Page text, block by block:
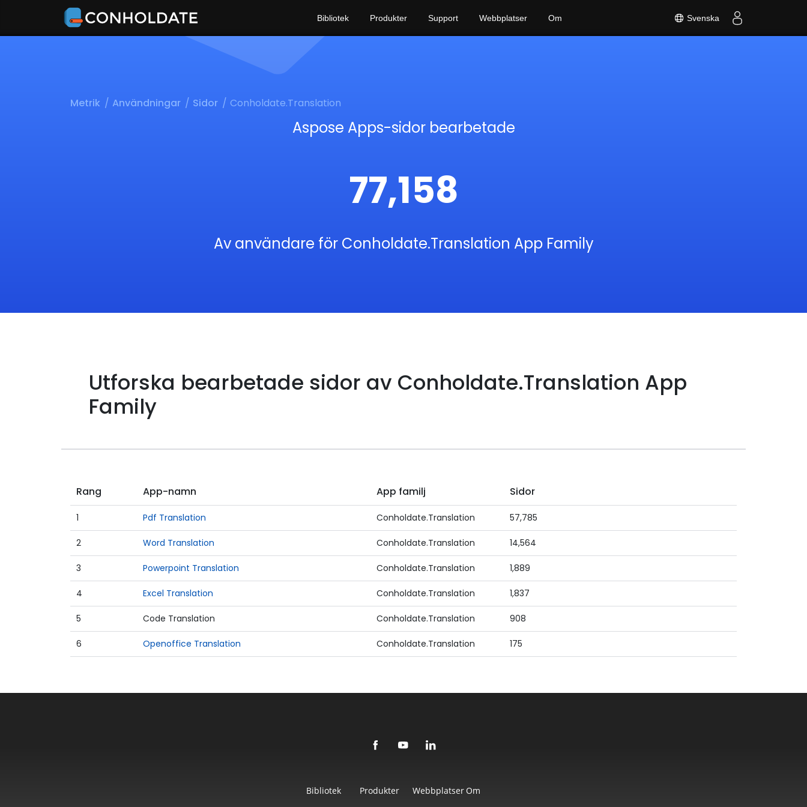
Svenska
Bibliotek Produkter Support Webbplatser Om
Metrik Användningar Sidor Conholdate.Translation
Aspose Apps-sidor bearbetade
77,158
Av användare för Conholdate.Translation App Family
Utforska bearbetade sidor av Conholdate.Translation App
Family
Rang App-namn App familj Sidor
1 Pdf Translation Conholdate.Translation 57,785
2 Word Translation Conholdate.Translation 14,564
3 Powerpoint Translation Conholdate.Translation 1,889
4 Excel Translation Conholdate.Translation 1,837
5 Code Translation Conholdate.Translation 908
6 Openoffice Translation Conholdate.Translation 175
Bibliotek Produkter Webbplatser Om